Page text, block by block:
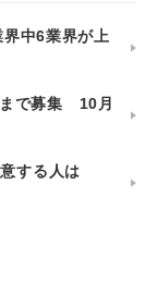
中6業界が上
で募集 10月
する人は